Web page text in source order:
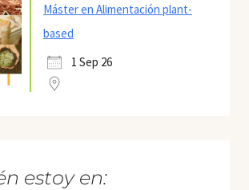
Máster en Alimentación plant-
based
1 Sep 26
estoy en: